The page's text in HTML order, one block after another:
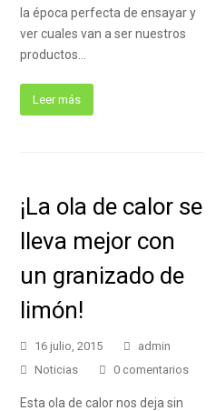
la época perfecta de ensayar y
ver cuales van a ser nuestros
productos…
Leer más
¡La ola de calor se
lleva mejor con
un granizado de
limón!
16 julio, 2015
admin
Noticias
0 comentarios
Esta ola de calor nos deja sin